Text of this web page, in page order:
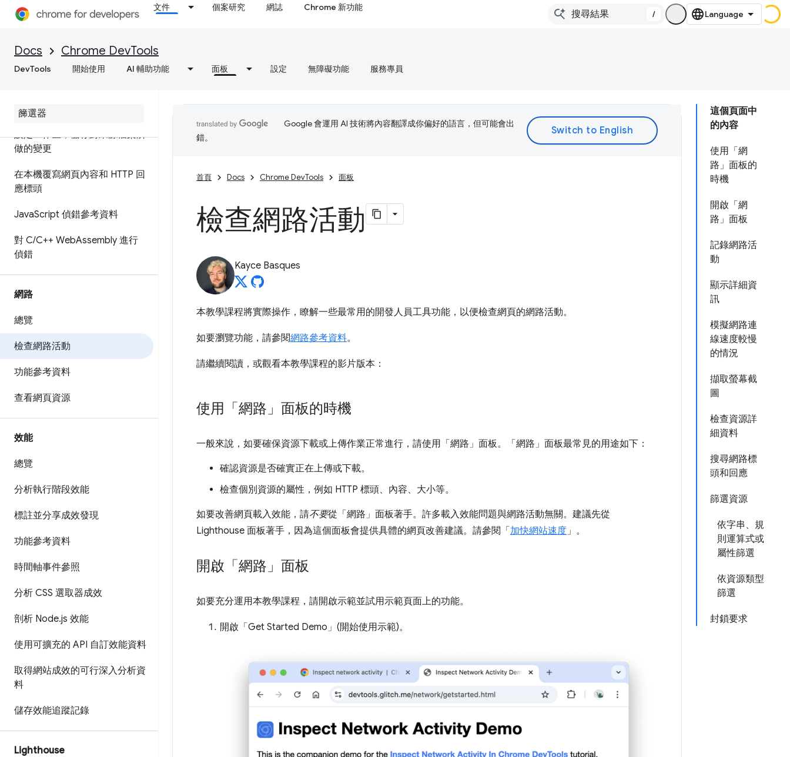
文件 個案研究 網誌 Chrome 新功能
/
Docs Chrome DevTools
DevTools 開始使用 AI 輔助功能 面板 設定 無障礙功能 服務專員
使用中斷點暫停程式碼
執行 JavaScript 程式碼片段
對原始程式碼 (而非使用來源對
ignoreList 來源對應擴充功能
設定工作區，儲存對來源檔案所
做的變更
在本機覆寫網頁內容和 HTTP 回
應標頭
JavaScript 偵錯參考資料
對 C/C++ WebAssembly 進行
偵錯
網路
總覽
檢查網路活動
功能參考資料
查看網頁資源
效能
總覽
分析執行階段效能
標註並分享成效發現
功能參考資料
時間軸事件參照
分析 CSS 選取器成效
剖析 Node.js 效能
使用可擴充的 API 自訂效能資料
取得網站成效的可行深入分析資
料
儲存效能追蹤記錄
Lighthouse
這個頁面中
的內容
使用「網
路」面板的
時機
開啟「網
路」面板
記錄網路活
動
顯示詳細資
訊
模擬網路連
線速度較慢
的情況
擷取螢幕截
圖
檢查資源詳
細資料
搜尋網路標
頭和回應
篩選資源
依字串、規
則運算式或
屬性篩選
依資源類型
篩選
封鎖要求
Google 會運用 AI 技術將內容翻譯成你偏好的語言，但可能會出
錯。
首頁 Docs Chrome DevTools 面板
檢查網路活動
Kayce Basques
本教學課程將實際操作，瞭解一些最常用的開發人員工具功能，以便檢查網頁的網路活動。
如要瀏覽功能，請參閱網路參考資料。
請繼續閱讀，或觀看本教學課程的影片版本：
使用「網路」面板的時機
一般來說，如要確保資源下載或上傳作業正常進行，請使用「網路」 面板。「網路」 面板最常見的用途如下：
確認資源是否確實正在上傳或下載。
檢查個別資源的屬性，例如 HTTP 標頭、內容、大小等。
如要改善網頁載入效能，請不要從「網路」 面板著手。許多載入效能問題與網路活動無關。建議先從
Lighthouse 面板著手，因為這個面板會提供具體的網頁改善建議。請參閱「 加快網站速度」。
開啟「網路」面板
如要充分運用本教學課程，請開啟示範並試用示範頁面上的功能。
開啟「Get Started Demo」(開始使用示範)。